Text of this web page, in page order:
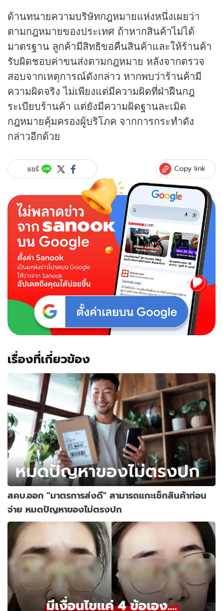
ด้านทนายความบริษัทกฎหมายแห่งหนึ่งเผยว่า
ตามกฎหมายของประเทศ ถ้าหากสินค้าไม่ได้
มาตรฐาน ลูกค้ามีสิทธิขอคืนสินค้าและให้ร้านค้า
รับผิดชอบค่าขนส่งตามกฎหมาย หลังจากตรวจ
สอบจากเหตุการณ์ดังกล่าว หากพบว่าร้านค้ามี
ความผิดจริง ไม่เพียงแต่มีความผิดที่ฝ่าฝืนกฎ
ระเบียบร้านค้า แต่ยังมีความผิดฐานละเมิด
กฎหมายคุ้มครองผู้บริโภค จากการกระทำดัง
กล่าวอีกด้วย
แชร์ Copy link
เรื่องที่เกี่ยวข้อง
สคบ.ออก "มาตรการส่งดี" สามารถแกะเช็กสินค้าก่อน
จ่าย หมดปัญหาของไม่ตรงปก